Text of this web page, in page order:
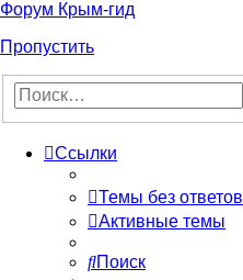
Форум Крым-гид
Пропустить
Ссылки
Темы без ответов
Активные темы
Поиск